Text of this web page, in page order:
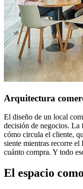
Arquitectura
El diseño de un local
decisión de negocios. La
cómo circula el cliente,
siente mientras recorre
cuánto compra. Y todo
El espacio